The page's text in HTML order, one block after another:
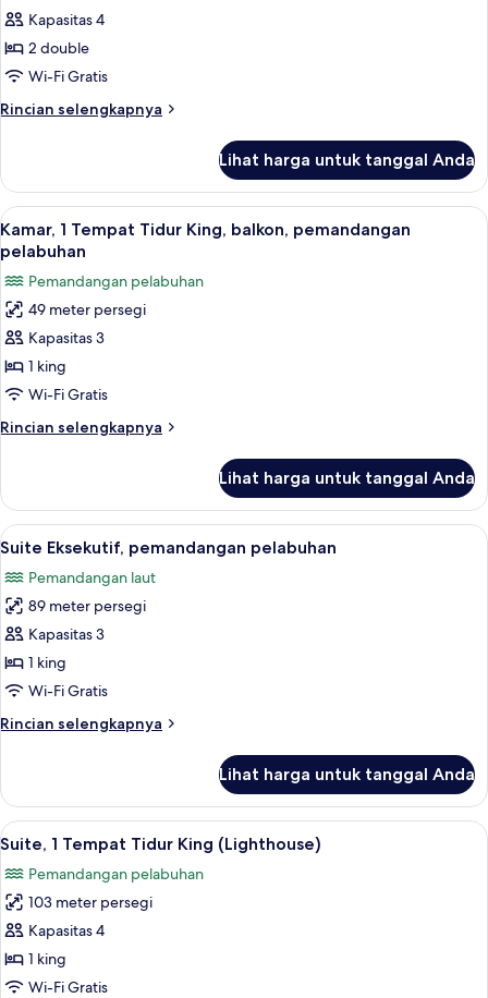
2
Tempat
Tidur
Double,
akses
pemandangan
pelabuhan
Kapasitas 4
2 double
Wi-Fi Gratis
Rincian selengkapnya
Rincian
Kamar,
Tempat
Tidur
Double,
akses
difabel,
pemandangan
pelabuhan
Lihat harga untuk tanggal Anda
Lihat
semua
foto
untuk
Kamar,
1
Tempat
Tidur
King,
balkon,
pelabuhan
Seprai antialergi, selimut bulu angsa,
7
Kamar, 1 Tempat Tidur King, balkon, pemandangan
pelabuhan
Pemandangan pelabuhan
49 meter persegi
Kapasitas 3
1 king
Wi-Fi Gratis
Rincian selengkapnya
Rincian
Kamar,
Tempat
King,
balkon,
pelabuhan
Lihat harga untuk tanggal Anda
Lihat
semua
foto
untuk
Suite
Eksekutif,
pemandangan
Seprai antialergi, selimut bulu angsa,
4
Suite Eksekutif, pemandangan pelabuhan
Pemandangan laut
89 meter persegi
Kapasitas 3
1 king
Wi-Fi Gratis
Rincian selengkapnya
Rincian
Suite
Eksekutif,
pemandangan
Lihat harga untuk tanggal Anda
Lihat
semua
foto
untuk
Suite,
1
Tempat
5
Suite, 1 Tempat Tidur King (Lighthouse)
Pemandangan pelabuhan
103 meter persegi
Kapasitas 4
1 king
Wi-Fi Gratis